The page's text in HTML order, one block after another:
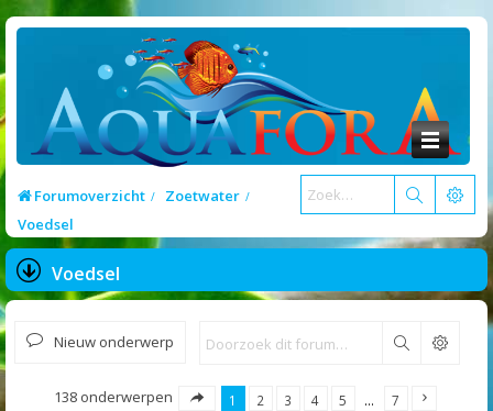
Forumoverzicht
Zoetwater
Voedsel
Voedsel
Nieuw onderwerp Zoek
138 onderwerpen 1 2 3 4 5 … 7